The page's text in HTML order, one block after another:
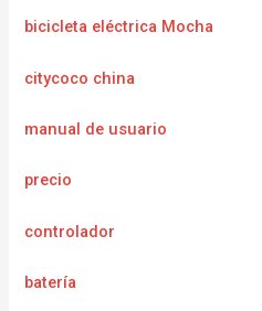
bicicleta eléctrica Mocha
citycoco china
manual de usuario
precio
controlador
batería